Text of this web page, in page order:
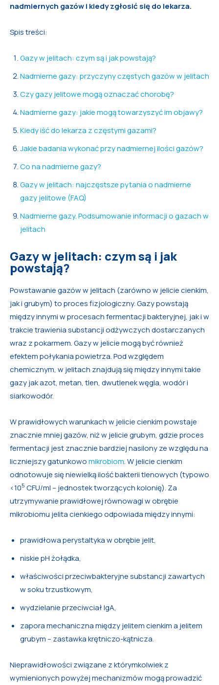
nadmiernych gazów i kiedy zgłosić się do lekarza.
Spis treści:
Gazy w jelitach: czym są i jak powstają?
Nadmierne gazy: przyczyny częstych gazów w jelitach
Czy gazy jelitowe mogą oznaczać chorobę?
Nadmierne gazy: jakie mogą towarzyszyć im objawy?
Kiedy iść do lekarza z częstymi gazami?
Jakie badania wykonać przy nadmiernej ilości gazów?
Co na nadmierne gazy?
Gazy w jelitach: najczęstsze pytania o nadmierne
gazy jelitowe (FAQ)
Nadmierne gazy. Podsumowanie informacji o gazach w
jelitach
Gazy w jelitach: czym są i jak
powstają?
Powstawanie gazów w jelitach (zarówno w jelicie cienkim,
jak i grubym) to proces fizjologiczny. Gazy powstają
między innymi w procesach fermentacji bakteryjnej, jak i w
trakcie trawienia substancji odżywczych dostarczanych
wraz z pokarmem. Gazy w jelicie mogą być również
efektem połykania powietrza. Pod względem
chemicznym, w jelitach znajdują się między innymi takie
gazy jak azot, metan, tlen, dwutlenek węgla, wodór i
siarkowodór.
W prawidłowych warunkach w jelicie cienkim powstaje
znacznie mniej gazów, niż w jelicie grubym, gdzie proces
fermentacji jest znacznie bardziej nasilony ze względu na
liczniejszy gatunkowomikrobiom. W jelicie cienkim
odnotowuje się niewielką ilość bakterii tlenowych (typowo
<105 CFU/ml – jednostek tworzących kolonię). Za
utrzymywanie prawidłowej równowagi w obrębie
mikrobiomu jelita cienkiego odpowiada między innymi:
prawidłowa perystaltyka w obrębie jelit,
niskie pH żołądka,
właściwości przeciwbakteryjne substancji zawartych
w soku trzustkowym,
wydzielanie przeciwciał IgA,
zapora mechaniczna między jelitem cienkim a jelitem
grubym – zastawka krętniczo-kątnicza.
Nieprawidłowości związane z którymkolwiek z
wymienionych powyżej mechanizmów mogą prowadzić